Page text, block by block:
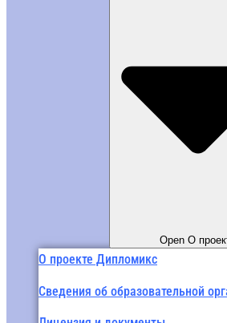
Open О
О проекте Дипломикс
Сведения об образовательной